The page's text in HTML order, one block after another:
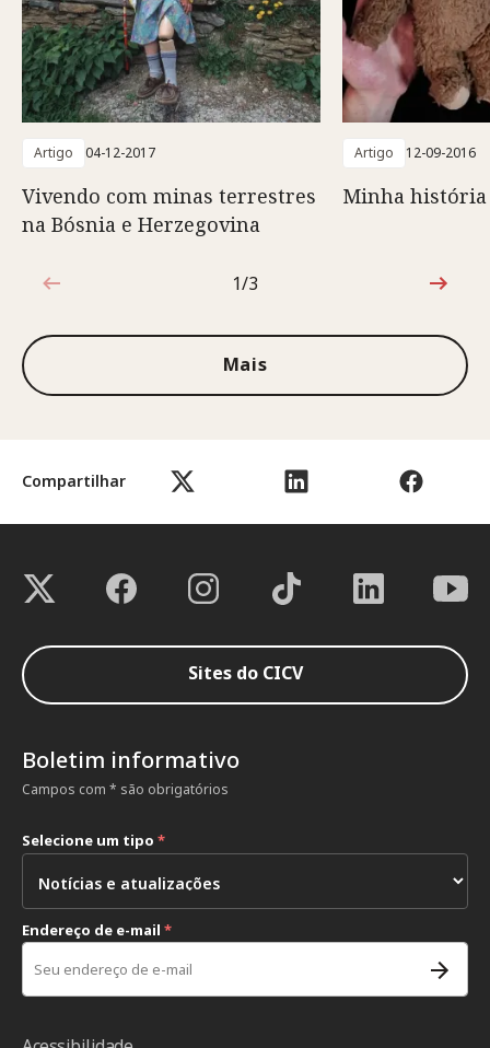
Compartilhar
Artigo 04-12-2017
Vivendo com minas terrestres
na Bósnia e Herzegovina
Artigo 12-09-2016
Minha
1 de 3
1/3
Mais
Sites do CICV
Boletim informativo
Campos com * são obrigatórios
Selecione um tipo *
Endereço de e-mail *